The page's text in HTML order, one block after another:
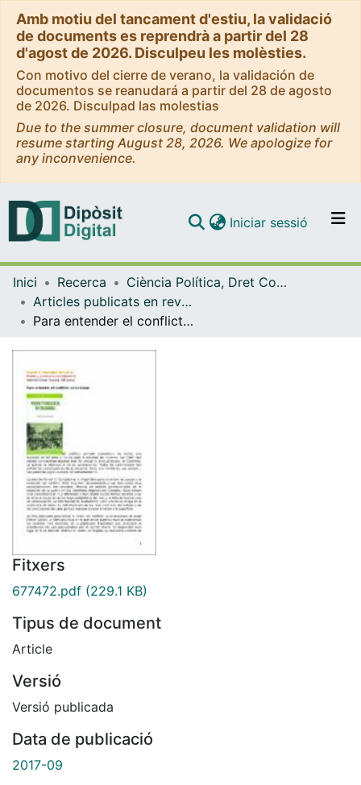
Amb motiu del tancament d'estiu, la validació
de documents es reprendrà a partir del 28
d'agost de 2026. Disculpeu les molèsties.
Con motivo del cierre de verano, la validación de
documentos se reanudará a partir del 28 de agosto
de 2026. Disculpad las molestias
Due to the summer closure, document validation will
resume starting August 28, 2026. We apologize for
any inconvenience.
Navega per tot el DD
Com publicar
Iniciar sessió (current)
Inici Recerca
Ciència Política, Dret Constitucional i Filosofia del Dret
Articles publicats en revistes (Ciència Política, Dret Constitucional i Filosofia del Dret)
Para entender el conflicto colombiano
Fitxers
677472.pdf (229.1 KB)
Tipus de document
Article
Versió
Versió publicada
Data de publicació
2017-09